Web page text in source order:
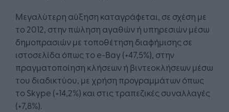
Μεγαλύτερη αύξηση καταγράφεται, σε σχέση με
το 2012, στην πώληση αγαθών ή υπηρεσιών μέσω
δημοπρασιών με τοποθέτηση διαφήμισης σε
ιστοσελίδα όπως το e-Bay (+47,5%), στην
πραγματοποίηση κλήσεων ή βιντεοκλήσεων μέσω
του διαδικτύου, με χρήση προγραμμάτων όπως
το Skype (+14,2%) και στις τραπεζικές συναλλαγές
(+7,8%).